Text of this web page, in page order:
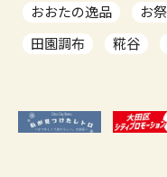
おおたの逸品
お
田園調布
糀谷